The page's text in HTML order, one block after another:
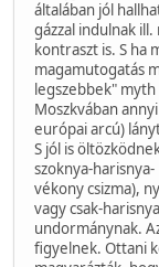
általában jól
gázzal indulnak
kontraszt is. S ha
magamutogatás
legszebbek"
Moszkvában
európai arcú)
S jól is
szoknya-harisnya-
vékony csizma),
vagy csak-harisnya
undormánynak.
figyelnek. Ottani